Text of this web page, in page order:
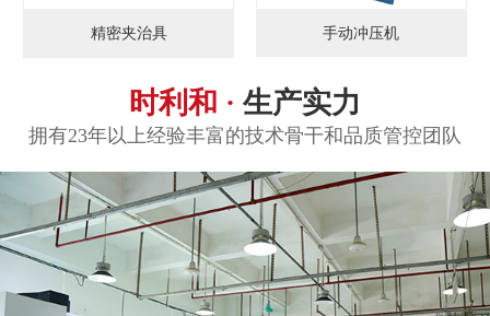
精密夹治具 手动冲压机
时利和 · 生产实力
拥有23年以上经验丰富的技术骨干和品质管控团队